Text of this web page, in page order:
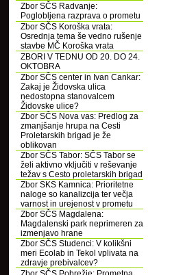
Zbor SČS Radvanje:
Poglobljena razprava o prometu
Zbor SČS Koroška vrata:
Osrednja tema še vedno rušenje
stavbe MČ Koroška vrata
ZBORI V TEDNU OD 20. DO 24.
OKTOBRA
Zbor SČS center in Ivan Cankar:
Zakaj je Židovska ulica
nedostopna stanovalcem
Židovske ulice?
Zbor SČS Nova vas: Predlog za
zmanjšanje hrupa na Cesti
Proletarskih brigad je že
oblikovan
Zbor SČS Tabor: SČS Tabor se
želi aktivno vključiti v reševanje
težav s Cesto proletarskih brigad
Zbor SKS Kamnica: Prioritetne
naloge so kanalizcija ter večja
varnost in urejenost v prometu
Zbor SČS Magdalena:
Magdalenski park neprimeren za
izmenjavo hrane
Zbor SČS Studenci: V kolikšni
meri Ecolab in Tekol vplivata na
zdravje prebivalcev?